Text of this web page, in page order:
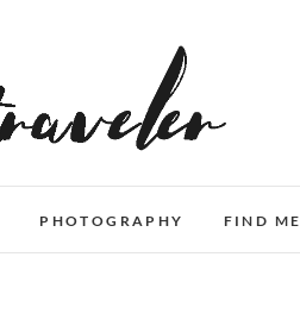
Traveler
PHOTOGRAPHY FIND ME